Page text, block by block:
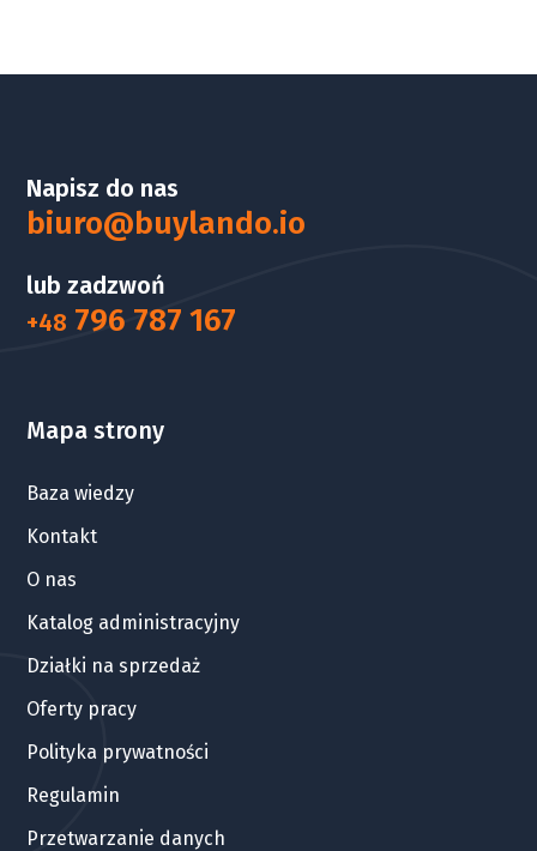
Napisz do nas
biuro@buylando.io
lub zadzwoń
+48 796 787 167
Mapa strony
Baza wiedzy
Kontakt
O nas
Katalog administracyjny
Działki na sprzedaż
Oferty pracy
Polityka prywatności
Regulamin
Przetwarzanie danych